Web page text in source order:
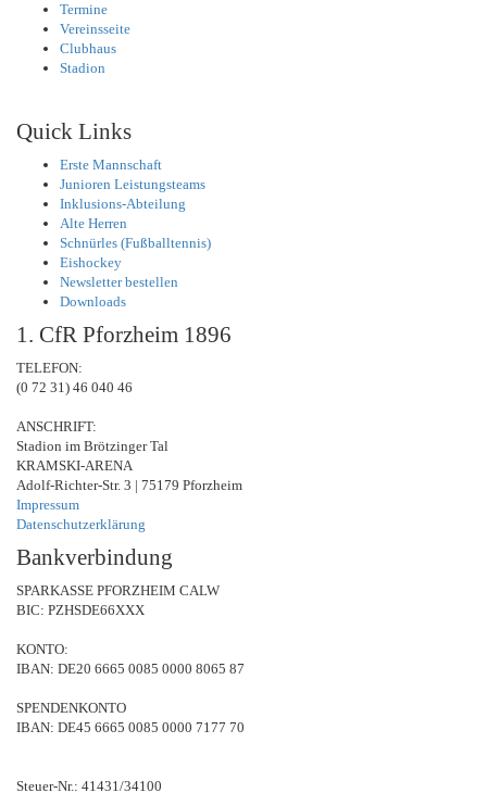
Termine
Vereinsseite
Clubhaus
Stadion
Quick Links
Erste Mannschaft
Junioren Leistungsteams
Inklusions-Abteilung
Alte Herren
Schnürles (Fußballtennis)
Eishockey
Newsletter bestellen
Downloads
1. CfR Pforzheim 1896
TELEFON:
(0 72 31) 46 040 46
ANSCHRIFT:
Stadion im Brötzinger Tal
KRAMSKI-ARENA
Adolf-Richter-Str. 3 | 75179 Pforzheim
Impressum
Datenschutzerklärung
Bankverbindung
SPARKASSE PFORZHEIM CALW
BIC: PZHSDE66XXX
KONTO:
IBAN: DE20 6665 0085 0000 8065 87
SPENDENKONTO
IBAN: DE45 6665 0085 0000 7177 70
Steuer-Nr.: 41431/34100